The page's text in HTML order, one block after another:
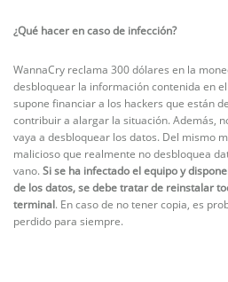
¿Qué hacer en caso de infección?
WannaCry reclama 300 dólares en la
desbloquear la información contenida en
supone financiar a los hackers que están
contribuir a alargar la situación. Además,
vaya a desbloquear los datos. Del mismo
malicioso que realmente no desbloquea
vano.Si se ha infectado el equipo y
de los datos, se debe tratar de reinstalar
terminal. En caso de no tener copia, es
perdido para siempre.